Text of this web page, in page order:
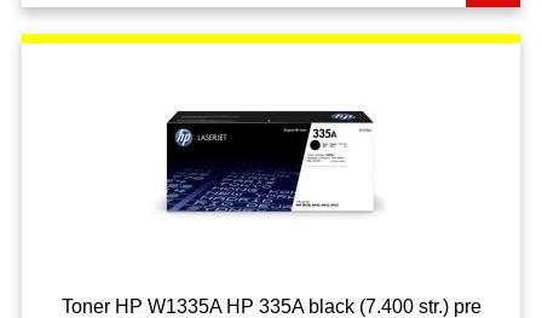
Toner HP W1335A HP 335A black (7.400 str.) pre